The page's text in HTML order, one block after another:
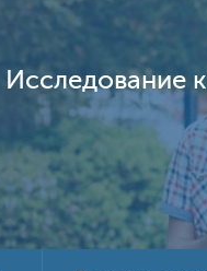
Исследование